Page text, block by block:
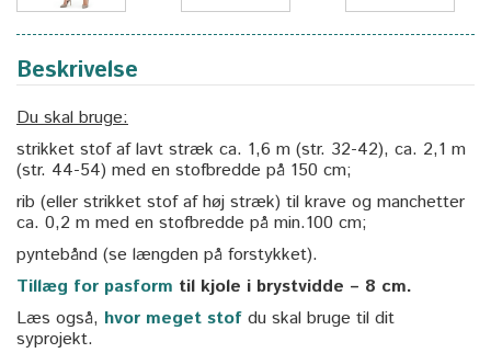
Beskrivelse
Du skal bruge:
strikket stof af lavt stræk ca. 1,6 m (str. 32-42), ca. 2,1 m
(str. 44-54) med en stofbredde på 150 cm;
rib (eller strikket stof af høj stræk) til krave og manchetter
ca. 0,2 m med en stofbredde på min.100 cm;
pyntebånd (se længden på forstykket).
Tillæg for pasform til kjole i brystvidde – 8 cm.
Læs også, hvor meget stof du skal bruge til dit
syprojekt.